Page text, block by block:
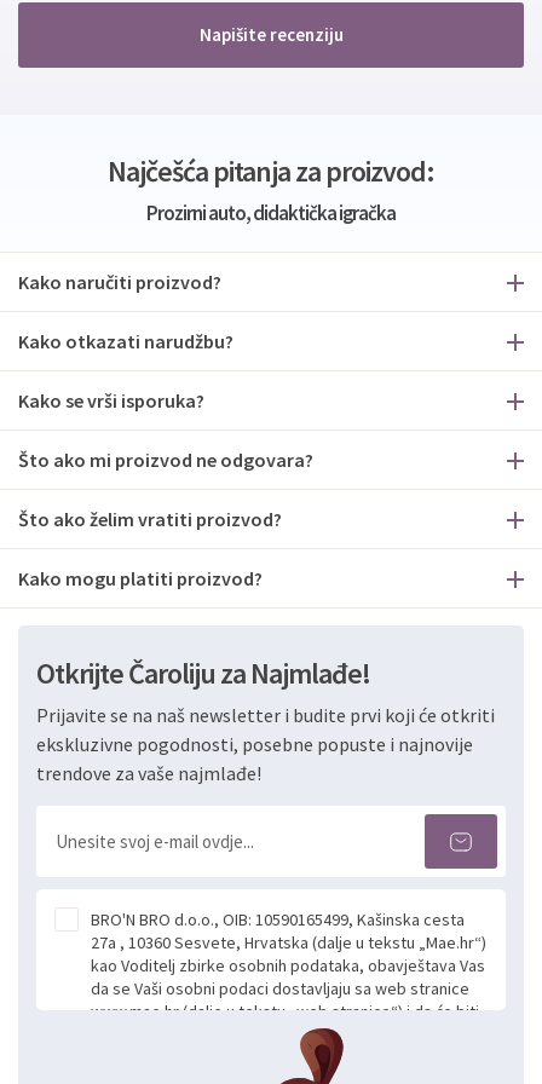
Napišite recenziju
Najčešća pitanja za proizvod:
Prozirni auto, didaktička igračka
Kako naručiti proizvod?
Kako otkazati narudžbu?
Kako se vrši isporuka?
Što ako mi proizvod ne odgovara?
Što ako želim vratiti proizvod?
Kako mogu platiti proizvod?
Otkrijte Čaroliju za Najmlađe!
Prijavite se na naš newsletter i budite prvi koji će otkriti
ekskluzivne pogodnosti, posebne popuste i najnovije
trendove za vaše najmlađe!
BRO'N BRO d.o.o., OIB: 10590165499, Kašinska cesta
27a , 10360 Sesvete, Hrvatska (dalje u tekstu „Mae.hr“)
kao Voditelj zbirke osobnih podataka, obavještava Vas
da se Vaši osobni podaci dostavljaju sa web stranice
www.mae.hr (dalje u tekstu „web stranice“) i da će biti
obrađeni. Prihvaćanjem ove Izjave smatra se da
slobodno i izričito dajete privolu za prikupljanje i daljnju